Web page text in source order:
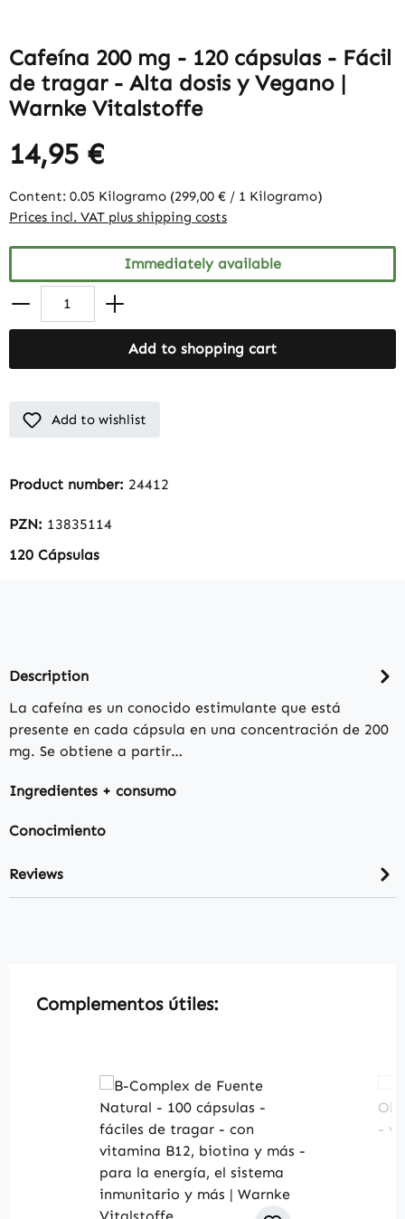
Cafeína 200 mg - 120 cápsulas - Fácil
de tragar - Alta dosis y Vegano |
Warnke Vitalstoffe
14,95 €
Content: 0.05 Kilogramo (299,00 € / 1 Kilogramo)
Prices incl. VAT plus shipping costs
Immediately available
Add to shopping cart
Add to wishlist
Product number: 24412
PZN: 13835114
120 Cápsulas
Description
La cafeína es un conocido estimulante que está
presente en cada cápsula en una concentración de 200
mg. Se obtiene a partir…
Ingredientes + consumo
Conocimiento
Reviews
Skip product gallery
Complementos útiles: